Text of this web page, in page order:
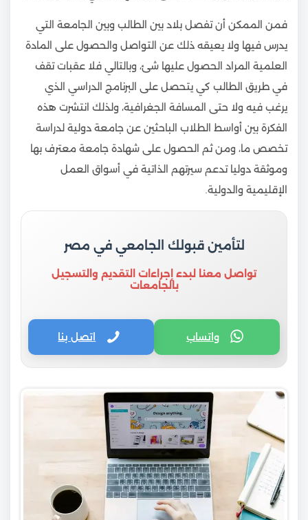
فمن الممكن أن تفصل بلاد بين الطالب وبين الجامعة التي
يدرس فيها ولا يعيقه ذلك عن التواصل والحصول على المادة
العلمية المراد الحصول عليها شئ، وبالتالي فلا عقبات تقف
في طريق الطالب كي يتحصل على البرنامج الدراسي الذي
يرغب فيه ولا حتى المسافة الجغرافية، ولذلك انتشرت هذه
الفكرة بين أواسط الطلاب الباحثين عن جامعة دولية لدراسة
تخصص ما، ومن ثم الحصول على شهادة جامعة معترف بها
وموثقة دوليا تدعم سيرتهم الذاتية في أسواق العمل
الإقليمية والدولية.
لتأمين قبولك الجامعي في مصر
تواصل معنا لبدء إجراءات التقديم والتسجيل
بالجامعات
واتساب اتصل بنا